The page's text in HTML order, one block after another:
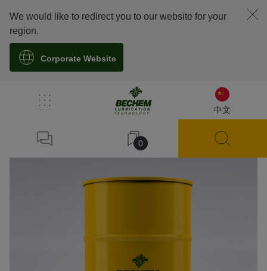
中文
0
We would like to redirect you to our website for your
region.
Corporate Website
溯源